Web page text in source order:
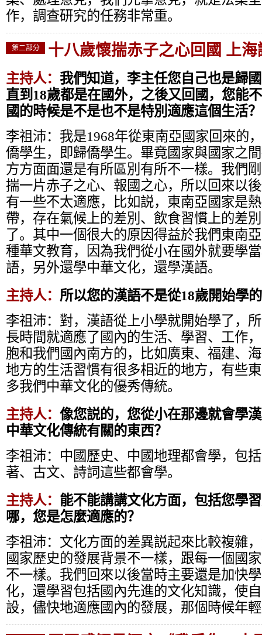
作，調查研究的任務非常重。
第二部分 十八歲懷揣赤子之心回國 上海
主持人： 我們知道，李主任您自己也是歸
直到18歲都是在國外，之後又回國，您能
國的時候是不是也不是特別適應這個生活？
李祖沛： 我是1968年從東南亞國家回來的
僑學生，即歸僑學生。畢竟國家與國家之
方方面面還是有所區別有所不一樣。我們
揣一片赤子之心、報國之心，所以回來以
有一些不太適應，比如説，東南亞國家是
帶，存在氣候上的差別、飲食習慣上的差
了。其中一個很大的原因得益於我們東南
種華文教育，因為我們從小在國外就要學
語，另外還學中華文化，還學漢語。
主持人： 所以您的漢語不是從18歲開始學
李祖沛： 對，漢語從上小學就開始學了，
長時間就適應了國內的生活、學習、工作
胞和我們國內南方的，比如廣東、福建、
地方的生活習慣有很多相近的地方，有些
多我們中華文化的優秀傳統。
主持人： 像您説的，您從小在那邊就會學
中華文化傳統有關的東西？
李祖沛： 中國歷史、中國地理都會學，包
著、古文、詩詞這些都會學。
主持人： 能不能講講文化方面，包括您學
哪，您是怎麼適應的？
李祖沛： 文化方面的差異説起來比較複雜
國家歷史的發展背景不一樣，跟每一個國
不一樣。我們回來以後當時主要還是加快
化，還學習包括國內先進的文化知識，使
設，儘快地適應國內的發展，那個時候年